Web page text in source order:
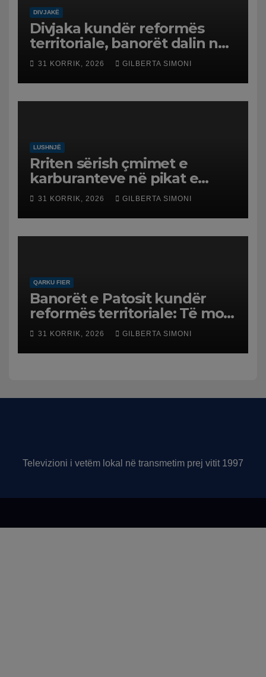
DIVJAKË
Divjaka kundër reformës
territoriale, banorët dalin në
protestë.
31 KORRIK, 2026 GILBERTA SIMONI
LUSHNJË
Rriten sërish çmimet e
karburanteve në pikat e
karburanteve në Lushnjë.
Tensionet në Lindjen e
Mesme shtrenjtojnë naftën
dhe benzinën në vend
31 KORRIK, 2026 GILBERTA SIMONI
QARKU FIER
Banorët e Patosit kundër
reformës territoriale: Të mos
humbasim identitetin e
31 KORRIK, 2026 GILBERTA SIMONI
Televizioni i vetëm lokal në transmetim prej vitit 1997